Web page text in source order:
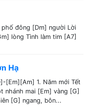
phố đông [Dm] người Lời
lòng Tình làm tim [A7]
Hạ
1. Năm mới Tết
nhánh mai [Em] vàng [G]
[G] ngang, bôn...